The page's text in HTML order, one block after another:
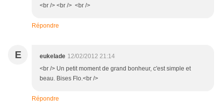
<br /> <br /> <br />
Répondre
E eukelade 12/02/2012 21:14
<br /> Un petit moment de grand bonheur, c'est simple et
beau. Bises Flo.<br />
Répondre